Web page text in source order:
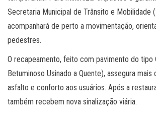
Secretaria Municipal de Trânsito e Mobilidade
acompanhará de perto a movimentação,
pedestres.
O recapeamento, feito com pavimento do tipo
Betuminoso Usinado a Quente), assegura mais
asfalto e conforto aos usuários. Após a
também recebem nova sinalização viária.